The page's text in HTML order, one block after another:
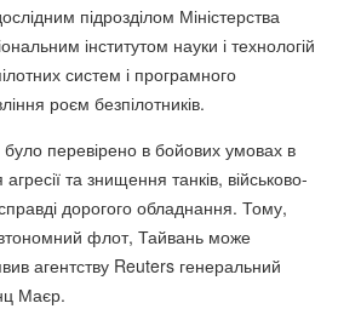
підрозділом Міністерства
інститутом науки і технологій
систем і програмного
роєм безпілотників.
перевірено в бойових умовах в
та знищення танків, військово-
дорогого обладнання. Тому,
флот, Тайвань може
агентству Reuters генеральний
Маєр.